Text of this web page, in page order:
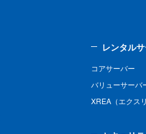
レンタル
コアサーバー
バリューサーバ
XREA（エクス